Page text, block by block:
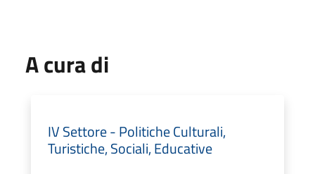
A cura di
IV Settore - Politiche Culturali,
Turistiche, Sociali, Educative